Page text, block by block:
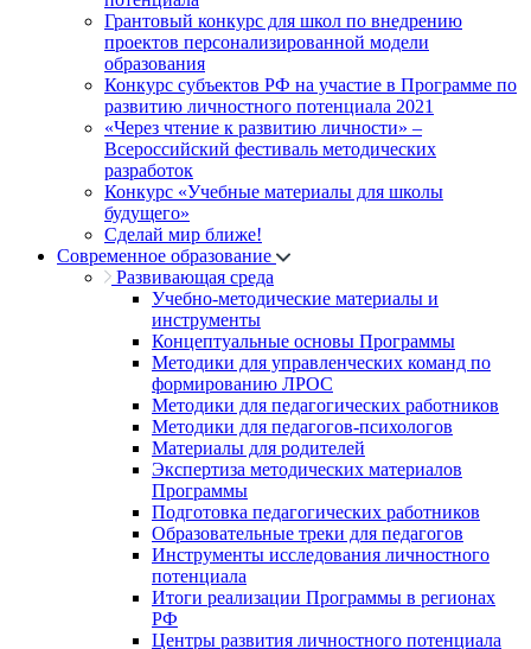
Грантовый конкурс для школ по внедрению
проектов персонализированной модели
образования
Конкурс субъектов РФ на участие в Программе по
развитию личностного потенциала 2021
«Через чтение к развитию личности» –
Всероссийский фестиваль методических
разработок
Конкурс «Учебные материалы для школы
будущего»
Сделай мир ближе!
Современное образование
Развивающая среда
Учебно-методические материалы и
инструменты
Концептуальные основы Программы
Методики для управленческих команд по
формированию ЛРОС
Методики для педагогических работников
Методики для педагогов-психологов
Материалы для родителей
Экспертиза методических материалов
Программы
Подготовка педагогических работников
Образовательные треки для педагогов
Инструменты исследования личностного
потенциала
Итоги реализации Программы в регионах
РФ
Центры развития личностного потенциала